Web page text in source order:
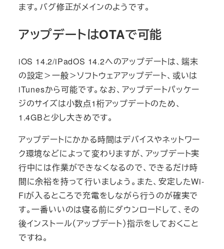
ます。バグ修正がメインのようです。
アップデートはOTAで可能
iOS 14.2/iPadOS 14.2へのアップデートは、端末
の設定＞一般＞ソフトウェアアップデート、或いは
iTunesから可能です。なお、アップデートパッケー
ジのサイズは小数点1桁アップデートのため、
1.4GBと少し大きめです。
アップデートにかかる時間はデバイスやネットワー
ク環境などによって変わりますが、アップデート実
行中には作業ができなくなるので、できるだけ時
間に余裕を持って行いましょう。また、安定したWi-
Fiが入るところで充電をしながら行うのが確実で
す。一番いいのは寝る前にダウンロードして、その
後インストール（アップデート）指示をしておくこと
ですね。